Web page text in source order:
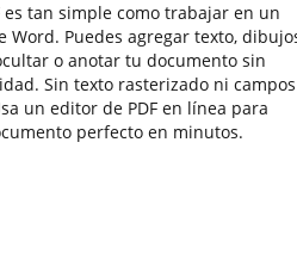
es tan simple como trabajar en un
Word. Puedes agregar texto,
o anotar tu documento sin
Sin texto rasterizado ni campos
un editor de PDF en línea para
perfecto en minutos.